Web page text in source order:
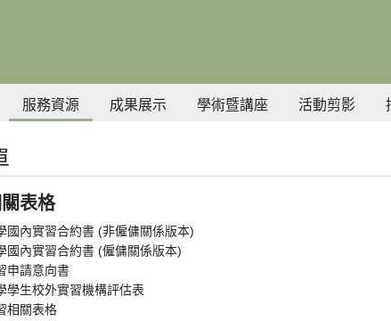
服務資源 成果展示 學術暨講座 活動剪影
表格
國內實習合約書 (非僱傭關係版本)
國內實習合約書 (僱傭關係版本)
申請意向書
學生校外實習機構評估表
相關表格